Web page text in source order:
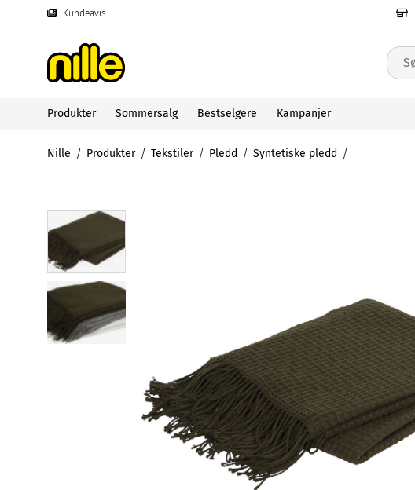
Kundeavis
Produkter Sommersalg Bestselgere Kampanjer
Nille Produkter Tekstiler Pledd Syntetiske pledd